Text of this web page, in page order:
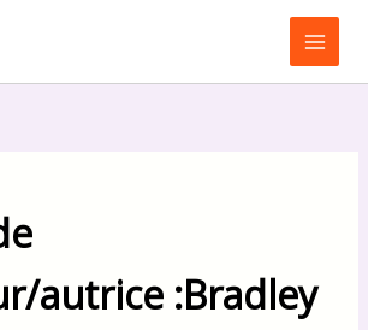
Main
Menu
autrice :Bradley